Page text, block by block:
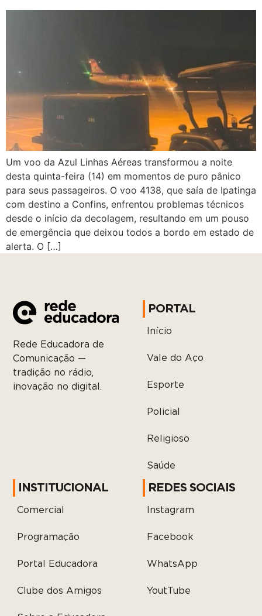
Um voo da Azul Linhas Aéreas transformou a noite
desta quinta-feira (14) em momentos de puro pânico
para seus passageiros. O voo 4138, que saía de Ipatinga
com destino a Confins, enfrentou problemas técnicos
desde o início da decolagem, resultando em um pouso
de emergência que deixou todos a bordo em estado de
alerta. O […]
Rede Educadora de
Comunicação —
tradição no rádio,
inovação no digital.
PORTAL
Início
Vale do Aço
Esporte
Policial
Religioso
Saúde
INSTITUCIONAL
Comercial
Programação
Portal Educadora
Clube dos Amigos
REDES SOCIAIS
Instagram
Facebook
WhatsApp
YoutTube